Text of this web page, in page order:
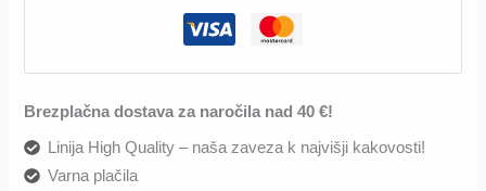
Brezplačna dostava za naročila nad 40 €!
Linija High Quality – naša zaveza k najvišji kakovosti!
Varna plačila